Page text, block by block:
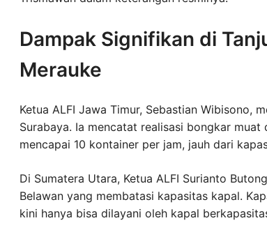
Dampak Signifikan di
Merauke
Ketua ALFI Jawa Timur, Sebastian Wibisono,
Surabaya. Ia mencatat realisasi bongkar
mencapai 10 kontainer per jam, jauh dari
Di Sumatera Utara, Ketua ALFI Surianto
Belawan yang membatasi kapasitas kapal.
kini hanya bisa dilayani oleh kapal